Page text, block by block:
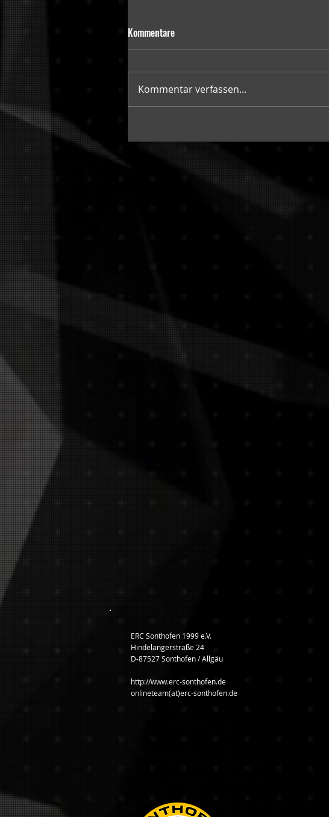
Kommentare
Kommentar verfassen...
ERC Sonthofen 1999 e.V.
Hindelangerstraße 24
D-87527 Sonthofen / Allgäu
http://www.erc-sonthofen.de
onlineteam(at)erc-sonthofen.de